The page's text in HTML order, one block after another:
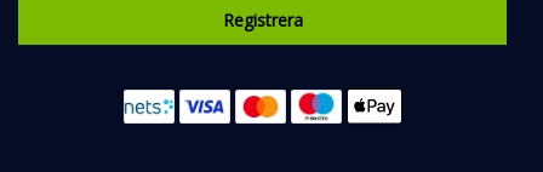
Registrera